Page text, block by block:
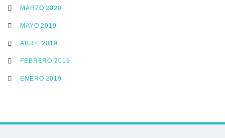
MARZO 2020
MAYO 2019
ABRIL 2019
FEBRERO 2019
ENERO 2019